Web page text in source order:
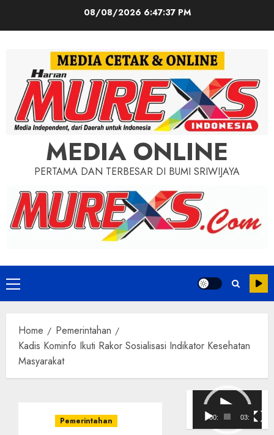
08/08/2026 6:47:38 PM
MEDIA ONLINE
PERTAMA DAN TERBESAR DI BUMI SRIWIJAYA
Primary
Menu
Home
Pemerintahan
Kadis Kominfo Ikuti Rakor Sosialisasi Indikator Kesehatan
Masyarakat
Pemerintahan
Pemutar
Video
00:00 03:08